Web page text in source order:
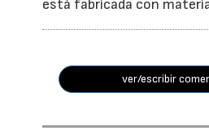
está fabricada con
ver/escribir